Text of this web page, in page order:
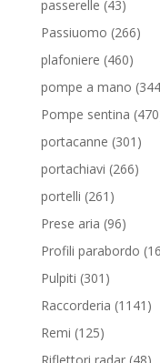
passerelle 4343
prodotti
Passiuomo 266266
plafoniere 460460
pompe a mano 344
Pompe sentina 470
portacanne 301 301
portachiavi 266266
portelli 261 261
prodotti
Prese aria 9696
Profili parabordo
Pulpiti 301 301
prodotti
Raccorderia 1141
Remi 125125
prodotti48